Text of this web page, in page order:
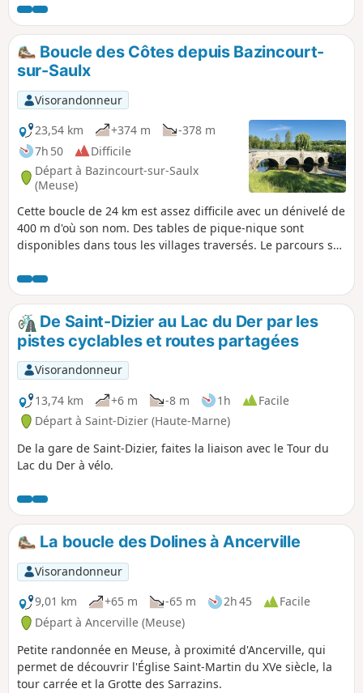
Boucle des Côtes depuis Bazincourt-
sur-Saulx
Visorandonneur
23,54 km
+374 m
-378 m
7h 50
Difficile
Départ à Bazincourt-sur-Saulx
(Meuse)
Cette boucle de 24 km est assez difficile avec un dénivelé de
400 m d'où son nom. Des tables de pique-nique sont
disponibles dans tous les villages traversés. Le parcours se
ombragé. À Stainville, visitez l'Église Saint-Mathieu du XVIe
avec un autel à baldaquin, des huiles sur toile du Christ, le
château de Choiseul et la fontaine de pierre du XIXe siècle.
De Saint-Dizier au Lac du Der par les
pistes cyclables et routes partagées
Visorandonneur
13,74 km
+6 m -8 m 1h
Facile
Départ à Saint-Dizier (Haute-Marne)
De la gare de Saint-Dizier, faites la liaison avec le Tour du
Lac du Der à vélo.
La boucle des Dolines à Ancerville
Visorandonneur
9,01 km
+65 m -65 m 2h 45
Facile
Départ à Ancerville (Meuse)
Petite randonnée en Meuse, à proximité d'Ancerville, qui
permet de découvrir l'Église Saint-Martin du XVe siècle, la
tour carrée et la Grotte des Sarrazins.